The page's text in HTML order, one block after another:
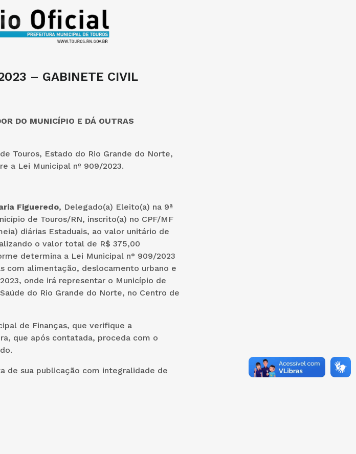
– GABINETE CIVIL
DO MUNICÍPIO E DÁ OUTRAS
Touros, Estado do Rio Grande do Norte,
a Lei Municipal nº 909/2023.
Figueredo, Delegado(a) Eleito(a) na 9ª
de Touros/RN, inscrito(a) no CPF/MF
diárias Estaduais, ao valor unitário de
o valor total de R$ 375,00
determina a Lei Municipal n° 909/2023
com alimentação, deslocamento urbano e
onde irá representar o Município de
do Rio Grande do Norte, no Centro de
de Finanças, que verifique a
que após contatada, proceda com o
de sua publicação com integralidade de